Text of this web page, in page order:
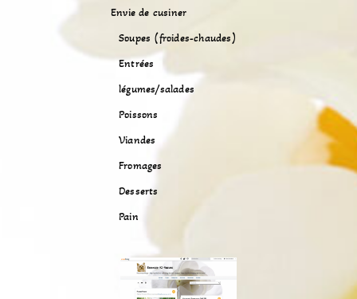
Envie de cusiner
Soupes (froides-chaudes)
Entrées
légumes/salades
Poissons
Viandes
Fromages
Desserts
Pain